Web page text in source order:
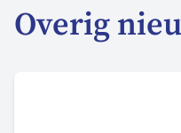
Overig